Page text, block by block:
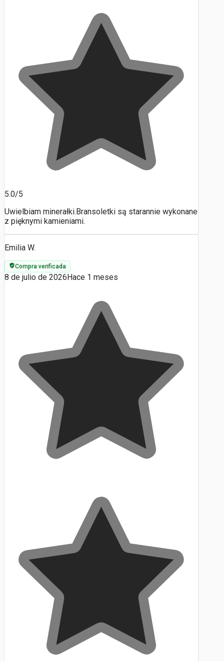
5.0/5
Uwielbiam minerałki.Bransoletki są starannie wykonane
z pięknymi kamieniami.
Emilia W.
Compra verificada
8 de julio de 2026 Hace 1 meses